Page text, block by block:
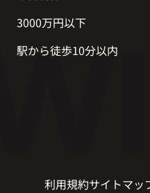
3000万円以下
駅から徒歩10分以内
利用規約サイトマッ